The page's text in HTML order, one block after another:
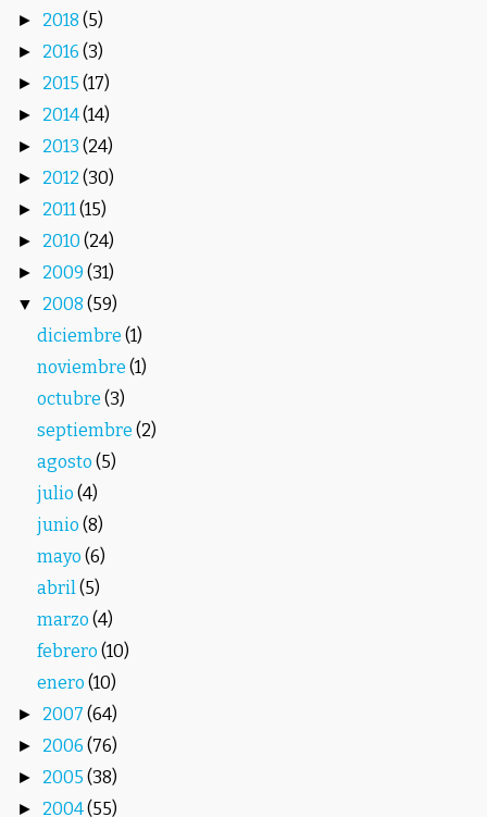
► 2018 (5)
► 2016 (3)
► 2015 (17)
► 2014(14)
► 2013 (24)
► 2012 (30)
► 2011(15)
► 2010 (24)
► 2009 (31)
▼ 2008 (59)
diciembre(1)
noviembre(1)
octubre(3)
septiembre(2)
agosto(5)
julio(4)
junio(8)
mayo(6)
abril(5)
marzo(4)
febrero(10)
enero(10)
► 2007 (64)
► 2006 (76)
► 2005 (38)
► 2004(55)